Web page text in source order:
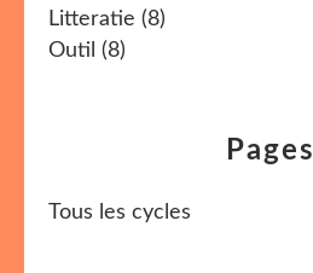
Litteratie (8)
Outil (8)
Pages
Tous les cycles